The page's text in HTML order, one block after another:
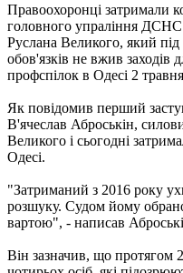
Правоохоронці затримали
головного упраління ДСНС
Руслана Великого, який
обов'язків не вжив заходів
профспілок в Одесі 2
Як повідомив перший
В'ячеслав Аброськін,
Великого і сьогодні
Одесі.
"Затриманий з 2016 року
розшуку. Судом йому
вартою", - написав
Він зазначив, що протягом